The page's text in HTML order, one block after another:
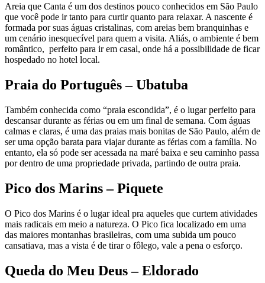
Areia que Canta é um dos destinos pouco conhecidos em São Paulo
que você pode ir tanto para curtir quanto para relaxar. A nascente é
formada por suas águas cristalinas, com areias bem branquinhas e
um cenário inesquecível para quem a visita. Aliás, o ambiente é bem
romântico, perfeito para ir em casal, onde há a possibilidade de ficar
hospedado no hotel local.
Praia do Português – Ubatuba
Também conhecida como “praia escondida”, é o lugar perfeito para
descansar durante as férias ou em um final de semana. Com águas
calmas e claras, é uma das praias mais bonitas de São Paulo, além de
ser uma opção barata para viajar durante as férias com a família. No
entanto, ela só pode ser acessada na maré baixa e seu caminho passa
por dentro de uma propriedade privada, partindo de outra praia.
Pico dos Marins – Piquete
O Pico dos Marins é o lugar ideal pra aqueles que curtem atividades
mais radicais em meio a natureza. O Pico fica localizado em uma
das maiores montanhas brasileiras, com uma subida um pouco
cansatiava, mas a vista é de tirar o fôlego, vale a pena o esforço.
Queda do Meu Deus – Eldorado